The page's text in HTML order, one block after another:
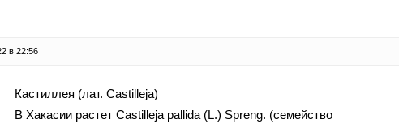
в 22:56
Кастиллея (лат. Castilleja)
В Хакасии растет Castilleja pallida (L.) Spreng. (семейство